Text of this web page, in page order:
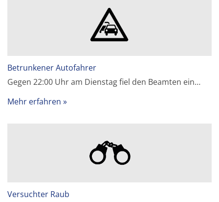
Betrunkener Autofahrer
Gegen 22:00 Uhr am Dienstag fiel den Beamten ein…
Mehr erfahren
Versuchter Raub